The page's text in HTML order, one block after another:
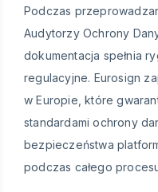
Podczas
Audytorzy Ochrony
dokumentacja spełnia
regulacyjne. Eurosign
w Europie, które
standardami ochrony
bezpieczeństwa
podczas całego